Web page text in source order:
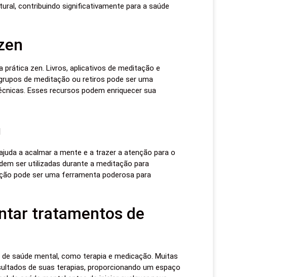
contribuindo significativamente para a saúde
zen. Livros, aplicativos de meditação e
de meditação ou retiros pode ser uma
Esses recursos podem enriquecer sua
a acalmar a mente e a trazer a atenção para o
ser utilizadas durante a meditação para
pode ser uma ferramenta poderosa para
tratamentos de
saúde mental, como terapia e medicação. Muitas
de suas terapias, proporcionando um espaço